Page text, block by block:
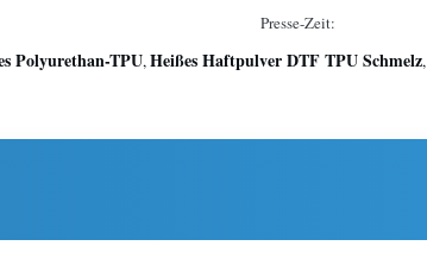
Presse-Zeit:
Polyurethan-TPU,Heißes Haftpulver DTF TPU Schmelz,